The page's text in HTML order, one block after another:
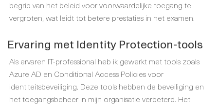
begrip van het beleid voor voorwaardelijke toegang te
vergroten, wat leidt tot betere prestaties in het examen.
Ervaring met Identity Protection-tools
Als ervaren IT-professional heb ik gewerkt met tools zoals
Azure AD en Conditional Access Policies voor
identiteitsbeveiliging. Deze tools hebben de beveiliging en
het toegangsbeheer in mijn organisatie verbeterd. Het